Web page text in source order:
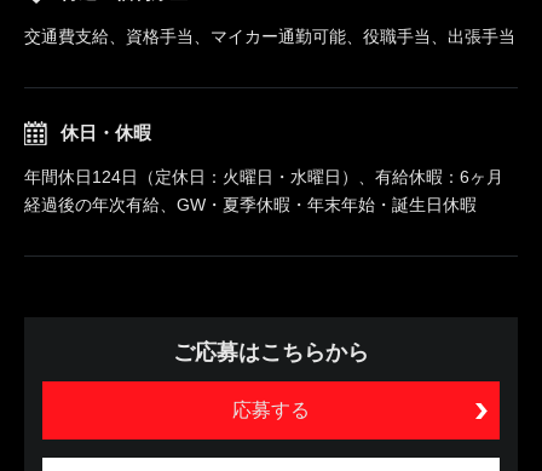
交通費支給、資格手当、マイカー通勤可能、役職手当、出張手当
休日・休暇
年間休日124日（定休日：火曜日・水曜日）、有給休暇：6ヶ月
経過後の年次有給、GW・夏季休暇・年末年始・誕生日休暇
ご応募はこちらから
応募する